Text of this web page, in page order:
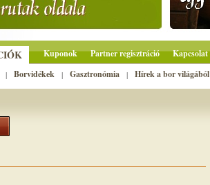
Kuponok Partner regisztráció
Kapcsolat
| Borvidékek | Gasztronómia | Hírek a bor világából